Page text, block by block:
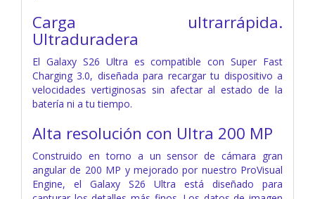
Carga ultrarrápida.
Ultraduradera
El Galaxy S26 Ultra es compatible con Super Fast
Charging 3.0, diseñada para recargar tu dispositivo a
velocidades vertiginosas sin afectar al estado de la
batería ni a tu tiempo.
Alta resolución con Ultra 200 MP
Construido en torno a un sensor de cámara gran
angular de 200 MP y mejorado por nuestro ProVisual
Engine, el Galaxy S26 Ultra está diseñado para